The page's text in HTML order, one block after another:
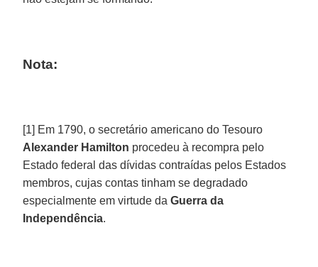
Nota:
[1] Em 1790, o secretário americano do Tesouro
Alexander Hamilton procedeu à recompra pelo
Estado federal das dívidas contraídas pelos Estados
membros, cujas contas tinham se degradado
especialmente em virtude daGuerra da
Independência.